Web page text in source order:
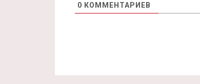
0 КОММЕНТАРИЕВ